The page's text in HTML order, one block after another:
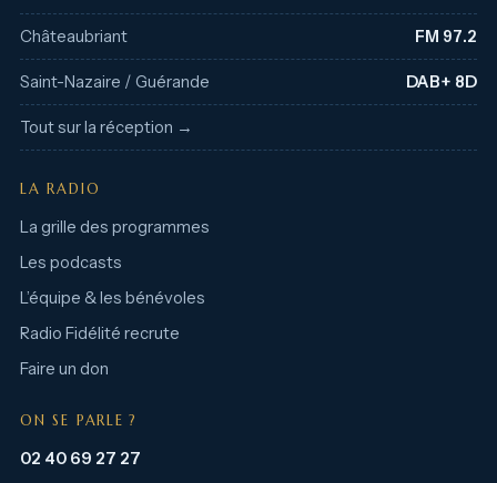
Châteaubriant FM 97.2
Saint-Nazaire / Guérande DAB+ 8D
Tout sur la réception →
LA RADIO
La grille des programmes
Les podcasts
L’équipe & les bénévoles
Radio Fidélité recrute
Faire un don
ON SE PARLE ?
02 40 69 27 27